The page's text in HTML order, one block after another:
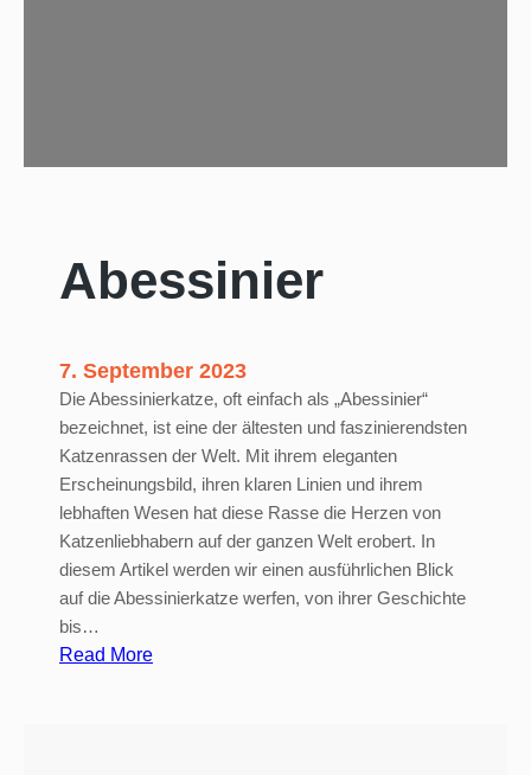
Abessinier
7. September 2023
Die Abessinierkatze, oft einfach als „Abessinier“
bezeichnet, ist eine der ältesten und faszinierendsten
Katzenrassen der Welt. Mit ihrem eleganten
Erscheinungsbild, ihren klaren Linien und ihrem
lebhaften Wesen hat diese Rasse die Herzen von
Katzenliebhabern auf der ganzen Welt erobert. In
diesem Artikel werden wir einen ausführlichen Blick
auf die Abessinierkatze werfen, von ihrer Geschichte
bis…
Read More: